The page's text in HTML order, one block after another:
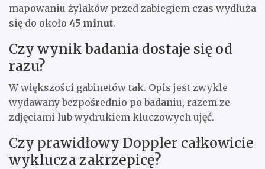
mapowaniu żylaków przed zabiegiem czas wydłuża
się do około 45 minut.
Czy wynik badania dostaje się od
razu?
W większości gabinetów tak. Opis jest zwykle
wydawany bezpośrednio po badaniu, razem ze
zdjęciami lub wydrukiem kluczowych ujęć.
Czy prawidłowy Doppler całkowicie
wyklucza zakrzepicę?